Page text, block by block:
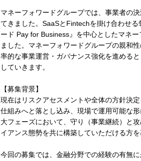
マネーフォワードグループでは、事業者の
てきました。SaaSとFintechを掛け合わせ
ード Pay for Business』を中心としたマネ
ました。マネーフォワードグループの親和
率的な事業運営・ガバナンス強化を進める
していきます。
【募集背景】
現在はリスクアセスメントや全体の方針決
仕組みへと落とし込み、現場で運用可能な
大フェーズにおいて、守り（事業継続）と
イアンス態勢を共に構築していただける方を
今回の募集では、金融分野での経験の有無